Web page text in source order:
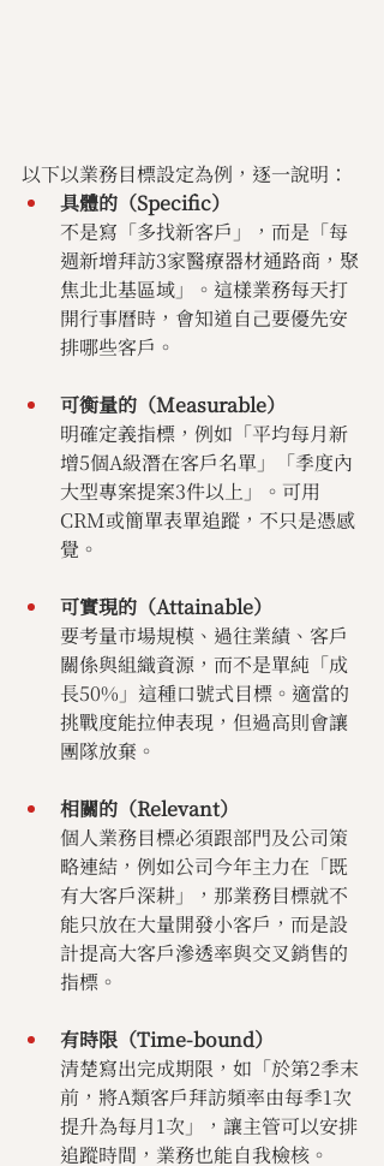
以下以業務目標設定為例，逐一說明：
具體的（Specific）
不是寫「多找新客戶」，而是「每
週新增拜訪3家醫療器材通路商，聚
焦北北基區域」。這樣業務每天打
開行事曆時，會知道自己要優先安
排哪些客戶。
可衡量的（Measurable）
明確定義指標，例如「平均每月新
增5個A級潛在客戶名單」「季度內
大型專案提案3件以上」。可用
CRM或簡單表單追蹤，不只是憑感
覺。
可實現的 （Attainable）
要考量市場規模、過往業績、客戶
關係與組織資源，而不是單純「成
長50%」這種口號式目標。適當的
挑戰度能拉伸表現，但過高則會讓
團隊放棄。
相關的（Relevant）
個人業務目標必須跟部門及公司策
略連結，例如公司今年主力在「既
有大客戶深耕」，那業務目標就不
能只放在大量開發小客戶，而是設
計提高大客戶滲透率與交叉銷售的
指標。
有時限（Time-bound）
清楚寫出完成期限，如「於第2季末
前，將A類客戶拜訪頻率由每季1次
提升為每月1次」，讓主管可以安排
追蹤時間，業務也能自我檢核。